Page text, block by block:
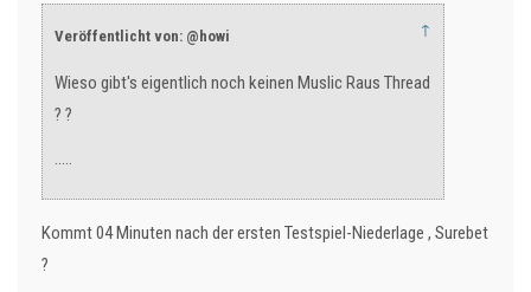
Veröffentlicht von: @howi ↑
Wieso gibt's eigentlich noch keinen Muslic Raus Thread
? ?
.....
Kommt 04 Minuten nach der ersten Testspiel-Niederlage , Surebet
?